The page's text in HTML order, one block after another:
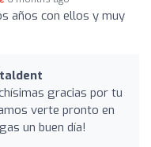
años con ellos y muy
gracias por tu
verte pronto en
un buen día!